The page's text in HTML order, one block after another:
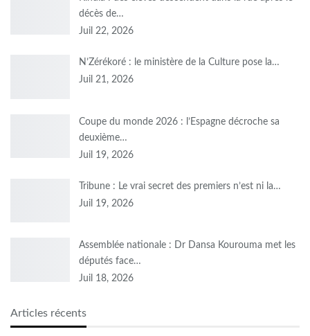
décès de…
Juil 22, 2026
N’Zérékoré : le ministère de la Culture pose la…
Juil 21, 2026
Coupe du monde 2026 : l’Espagne décroche sa
deuxième…
Juil 19, 2026
Tribune : Le vrai secret des premiers n’est ni la…
Juil 19, 2026
Assemblée nationale : Dr Dansa Kourouma met les
députés face…
Juil 18, 2026
Articles récents